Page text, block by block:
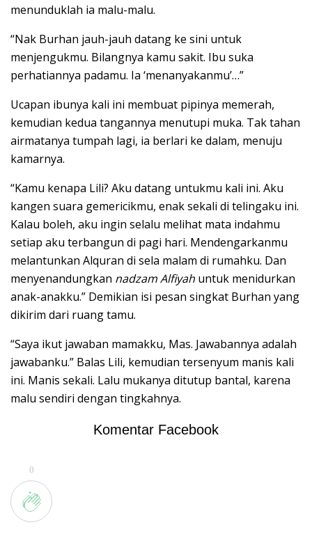
menunduklah ia malu-malu.
“Nak Burhan jauh-jauh datang ke sini untuk
menjengukmu. Bilangnya kamu sakit. Ibu suka
perhatiannya padamu. Ia ‘menanyakanmu’…”
Ucapan ibunya kali ini membuat pipinya memerah,
kemudian kedua tangannya menutupi muka. Tak tahan
airmatanya tumpah lagi, ia berlari ke dalam, menuju
kamarnya.
“Kamu kenapa Lili? Aku datang untukmu kali ini. Aku
kangen suara gemericikmu, enak sekali di telingaku ini.
Kalau boleh, aku ingin selalu melihat mata indahmu
setiap aku terbangun di pagi hari. Mendengarkanmu
melantunkan Alquran di sela malam di rumahku. Dan
menyenandungkan nadzamAlfiyah untuk menidurkan
anak-anakku.” Demikian isi pesan singkat Burhan yang
dikirim dari ruang tamu.
“Saya ikut jawaban mamakku, Mas. Jawabannya adalah
jawabanku.” Balas Lili, kemudian tersenyum manis kali
ini. Manis sekali. Lalu mukanya ditutup bantal, karena
malu sendiri dengan tingkahnya.
Komentar Facebook
0